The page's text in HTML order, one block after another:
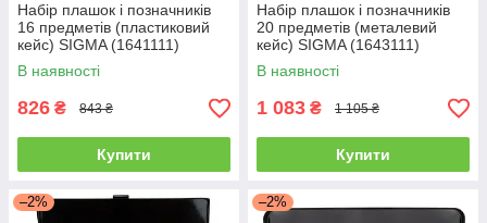
Набір плашок і позначників
16 предметів (пластиковий
кейс) SIGMA (1641111)
В наявності
826 ₴ 843 ₴
Купити
Набір плашок і позначників
20 предметів (металевий
кейс) SIGMA (1643111)
В наявності
1 083 ₴ 1 105 ₴
Купити
–2% –2%